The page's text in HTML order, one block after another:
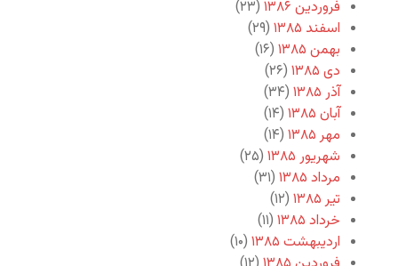
فروردین ۱۳۸۶
(۲۳)
اسفند ۱۳۸۵
(۲۹)
بهمن ۱۳۸۵
(۱۶)
دی ۱۳۸۵
(۲۶)
آذر ۱۳۸۵
(۳۴)
آبان ۱۳۸۵
(۱۴)
مهر ۱۳۸۵
(۱۴)
شهریور ۱۳۸۵
(۲۵)
مرداد ۱۳۸۵
(۳۱)
تیر ۱۳۸۵
(۱۲)
خرداد ۱۳۸۵
(۱۱)
اردیبهشت ۱۳۸۵
(۱۰)